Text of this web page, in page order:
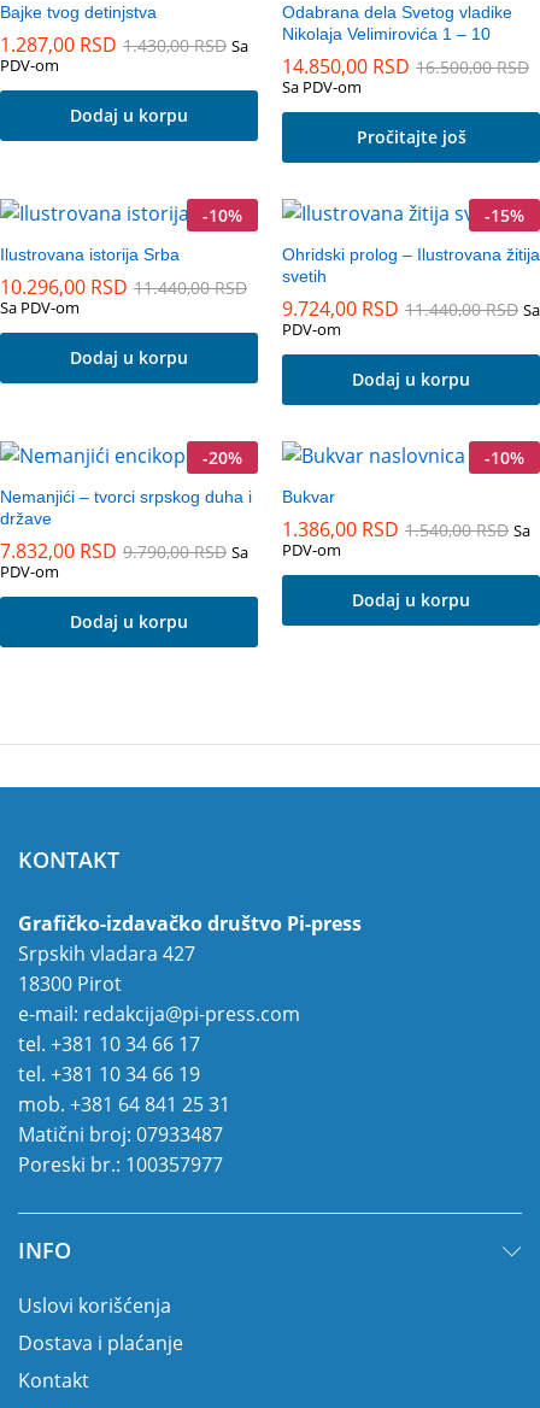
Bajke tvog detinjstva
1.287,00 RSD 1.430,00RSD Sa
PDV-om
Dodaj u korpu
Odabrana dela Svetog vladike
Nikolaja Velimirovića 1 – 10
14.850,00 RSD 16.500,00RSD
Sa PDV-om
Pročitajte još
-10%
Ilustrovana istorija Srba
10.296,00 RSD 11.440,00RSD
Sa PDV-om
Dodaj u korpu
-15%
Ohridski prolog – Ilustrovana žitija
svetih
9.724,00 RSD 11.440,00RSD Sa
PDV-om
Dodaj u korpu
-20%
Nemanjići – tvorci srpskog duha i
države
7.832,00 RSD 9.790,00RSD Sa
PDV-om
Dodaj u korpu
-10%
Bukvar
1.386,00 RSD 1.540,00RSD Sa
PDV-om
Dodaj u korpu
KONTAKT
Grafičko-izdavačko društvo Pi-press
Srpskih vladara 427
18300 Pirot
e-mail: redakcija@pi-press.com
tel. +381 10 34 66 17
tel. +381 10 34 66 19
mob. +381 64 841 25 31
Matični broj: 07933487
Poreski br.: 100357977
INFO
Uslovi korišćenja
Dostava i plaćanje
Kontakt